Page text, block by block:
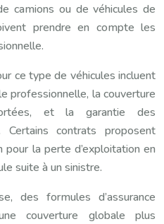
camions ou de véhicules de
prendre en compte les
ce type de véhicules incluent
professionnelle, la couverture
et la garantie des
Certains contrats proposent
la perte d’exploitation en
suite à un sinistre.
des formules d’assurance
couverture globale plus